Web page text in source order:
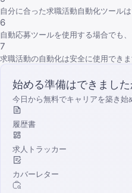
自分に合った求職活動自動化ツール
6
自動応募ツールを使用する場合でも
7
求職活動の自動化は安全に使用できま
始める準備はできました
今日から無料でキャリアを築き始
履歴書
求人トラッカー
カバーレター